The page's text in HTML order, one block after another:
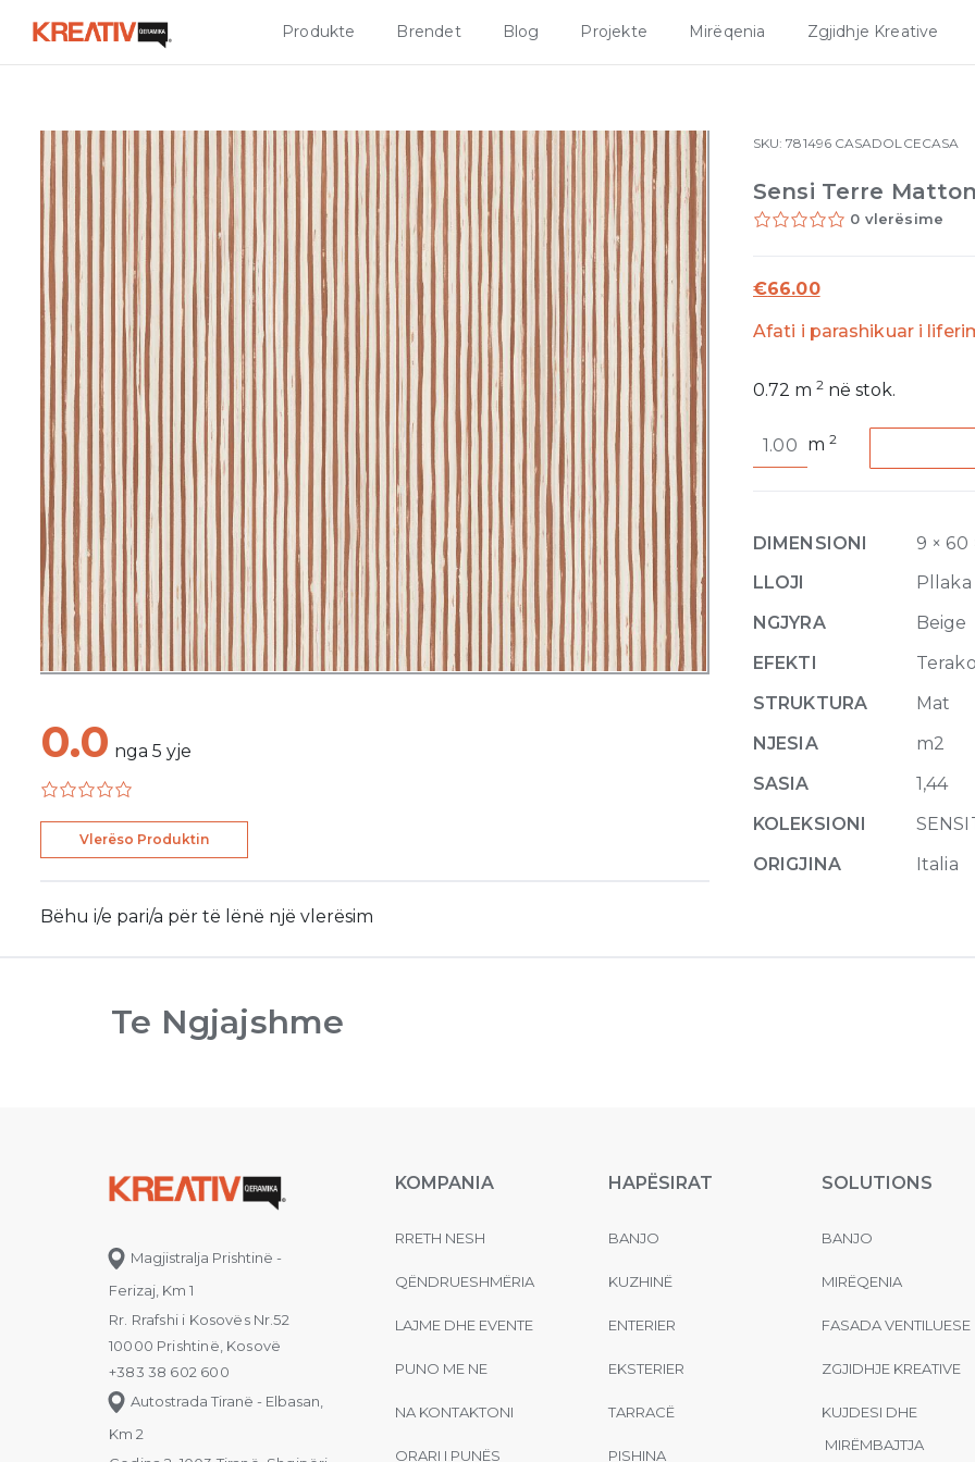
Produkte Brendet Blog Projekte Mirëqenia Zgjidhje Kreative
0.0 nga 5 yje
Vlerëso Produktin
Bëhu i/e pari/a për të lënë një vlerësim
SKU:781496 CASADOLCECASA
Sensi Terre
0 vlerësime
€66.00
Afati i parashikuar i
0.72 m2 në stok.
Terre
60
x
cm
quantity
m2
DIMENSIONI
9 × 60
LLOJI
Pllaka
NGJYRA
Beige
EFEKTI
STRUKTURA
Mat
NJESIA
m2
SASIA
1,44
KOLEKSIONI
ORIGJINA
Italia
Te Ngjajshme
Magjistralja Prishtinë -
Ferizaj, Km 1
Rr. Rrafshi i Kosovës Nr.52
10000 Prishtinë, Kosovë
+383 38 602 600
Autostrada Tiranë - Elbasan,
Km 2
KOMPANIA
RRETH NESH
QËNDRUESHMËRIA
LAJME DHE EVENTE
PUNO ME NE
NA KONTAKTONI
ORARI I PUNËS
HAPËSIRAT
BANJO
KUZHINË
ENTERIER
EKSTERIER
TARRACË
PISHINA
SOLUTIONS
BANJO
MIRËQENIA
FASADA VENTILUESE
ZGJIDHJE KREATIVE
KUJDESI DHE
MIRËMBAJTJA